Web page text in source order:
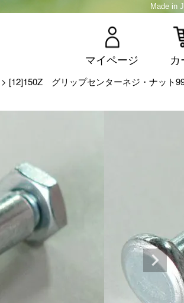
Made in
マイページ カ
[12]150Z グリップセンターネジ・ナット